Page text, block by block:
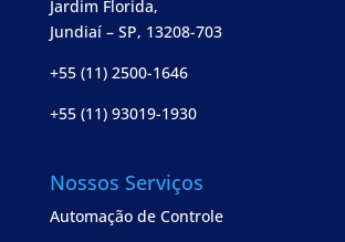
Jardim Florida,
Jundiaí – SP, 13208-703
+55 (11) 2500-1646
+55 (11) 93019-1930
Nossos Serviços
Automação de Controle